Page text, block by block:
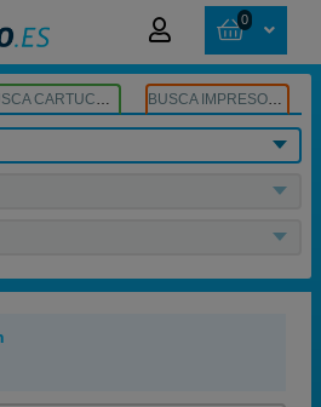
0
BUSCA CARTUCHOS BUSCA IMPRESORA